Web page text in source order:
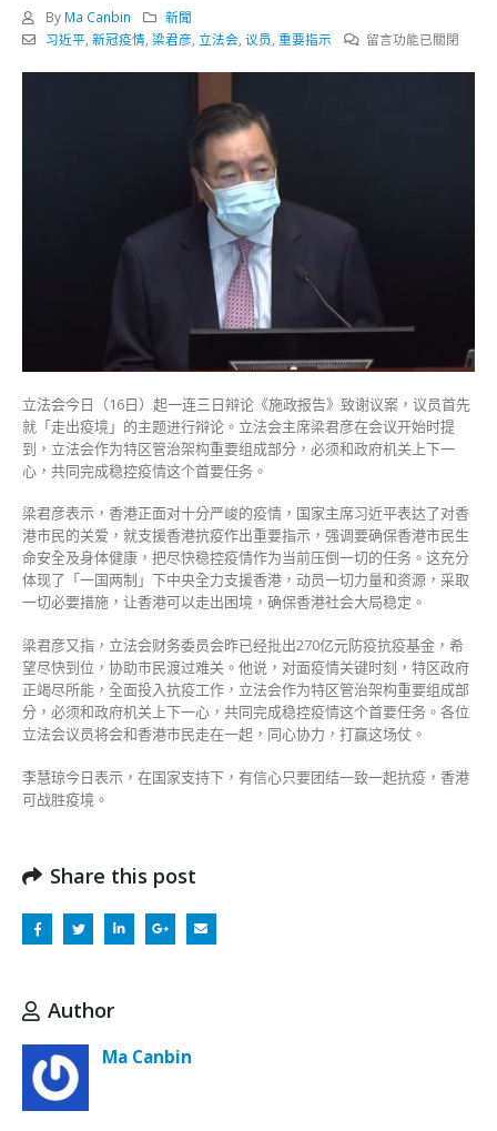
By Ma Canbin
新聞
习近平 新冠疫情, 梁君彦 立法会 议员 重要指示
在
全
支
香
港
立
将
与
港
府
齐
心
抗
疫〉
中
留言功能已關閉
立法会今日（16日）起一连三日辩论《施政报告》致谢议案，议员首先
就「走出疫境」的主题进行辩论。立法会主席梁君彦在会议开始时提
到，立法会作为特区管治架构重要组成部分，必须和政府机关上下一
心，共同完成稳控疫情这个首要任务。
梁君彦表示，香港正面对十分严峻的疫情，国家主席习近平表达了对香
港市民的关爱，就支援香港抗疫作出重要指示，强调要确保香港市民生
命安全及身体健康，把尽快稳控疫情作为当前压倒一切的任务。这充分
体现了「一国两制」下中央全力支援香港，动员一切力量和资源，采取
一切必要措施，让香港可以走出困境，确保香港社会大局稳定。
梁君彦又指，立法会财务委员会昨已经批出270亿元防疫抗疫基金，希
望尽快到位，协助市民渡过难关。他说，对面疫情关键时刻，特区政府
正竭尽所能，全面投入抗疫工作，立法会作为特区管治架构重要组成部
分，必须和政府机关上下一心，共同完成稳控疫情这个首要任务。各位
立法会议员将会和香港市民走在一起，同心协力，打赢这场仗。
李慧琼今日表示，在国家支持下，有信心只要团结一致一起抗疫，香港
可战胜疫境。
Share this post
Author
Ma Canbin